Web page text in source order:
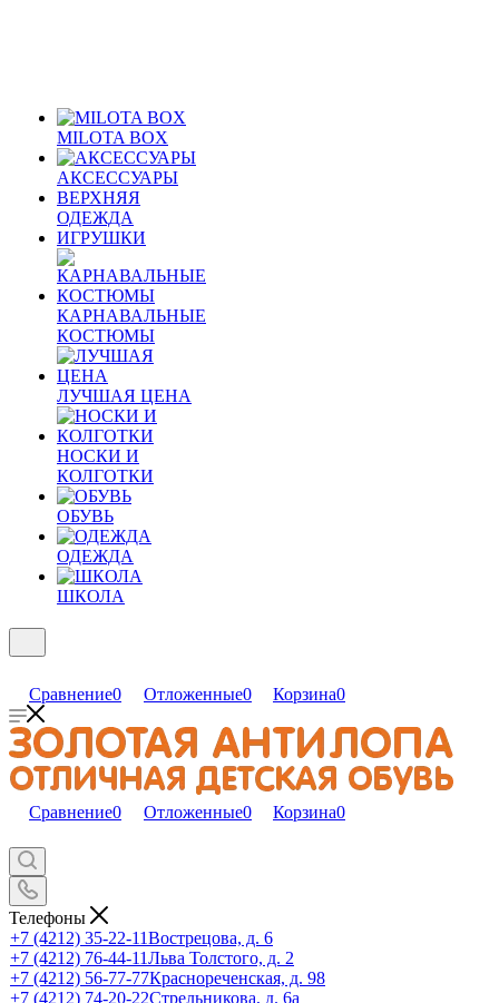
MILOTA BOX
АКСЕССУАРЫ
ВЕРХНЯЯ
ОДЕЖДА
ИГРУШКИ
КАРНАВАЛЬНЫЕ
КОСТЮМЫ
ЛУЧШАЯ ЦЕНА
НОСКИ И
КОЛГОТКИ
ОБУВЬ
ОДЕЖДА
ШКОЛА
Сравнение0 Отложенные0 Корзина0
Сравнение0 Отложенные0 Корзина0
Телефоны
+7 (4212) 35-22-11Вострецова, д. 6
+7 (4212) 76-44-11Льва Толстого, д. 2
+7 (4212) 56-77-77Краснореченская, д. 98
+7 (4212) 74-20-22Стрельникова, д. 6а